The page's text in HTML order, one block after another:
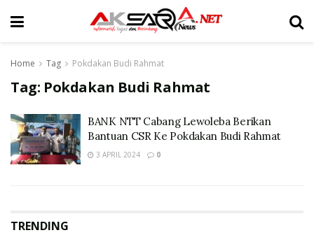
Home Tag Pokdakan Budi Rahmat
Tag: Pokdakan Budi Rahmat
BANK NTT Cabang Lewoleba Berikan
Bantuan CSR Ke Pokdakan Budi Rahmat
3 APRIL 2024 0
TRENDING